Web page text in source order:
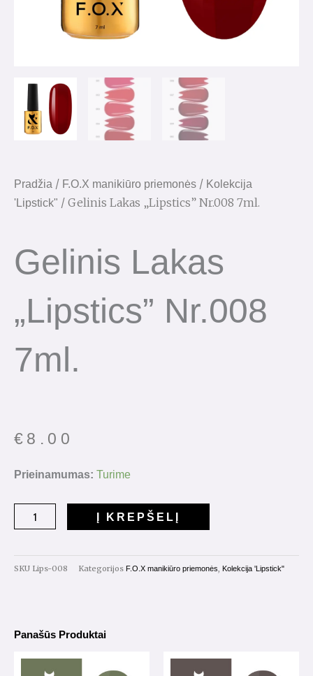
Pradžia / F.O.X manikiūro priemonės / Kolekcija
'Lipstick" / Gelinis Lakas „Lipstics” Nr.008 7ml.
Gelinis Lakas
„Lipstics” Nr.008
7ml.
€ 8.00
Prieinamumas: Turime
produkto
Lakas
Nr.008
Į KREPŠELĮ
SKU Lips-008 Kategorijos F.O.X manikiūro priemonės, Kolekcija 'Lipstick"
Panašūs Produktai